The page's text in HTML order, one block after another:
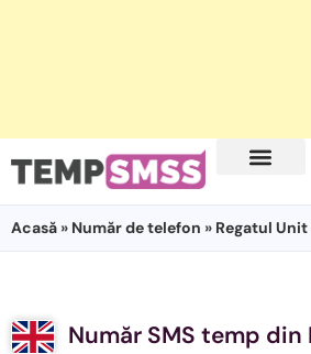
Acasă » Număr de telefon » Regatul Unit
Număr SMS temp